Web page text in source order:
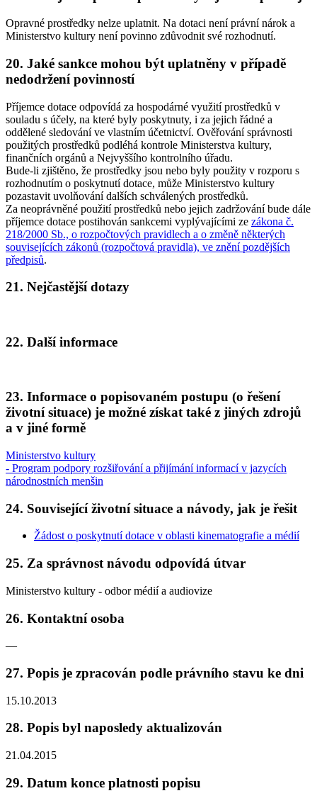
Opravné prostředky nelze uplatnit. Na dotaci není právní nárok a
Ministerstvo kultury není povinno zdůvodnit své rozhodnutí.
20. Jaké sankce mohou být uplatněny v případě
nedodržení povinností
Příjemce dotace odpovídá za hospodárné využití prostředků v
souladu s účely, na které byly poskytnuty, i za jejich řádné a
oddělené sledování ve vlastním účetnictví. Ověřování správnosti
použitých prostředků podléhá kontrole Ministerstva kultury,
finančních orgánů a Nejvyššího kontrolního úřadu.
Bude-li zjištěno, že prostředky jsou nebo byly použity v rozporu s
rozhodnutím o poskytnutí dotace, může Ministerstvo kultury
pozastavit uvolňování dalších schválených prostředků.
Za neoprávněné použití prostředků nebo jejich zadržování bude dále
příjemce dotace postihován sankcemi vyplývajícími ze zákona č.
218/2000 Sb., o rozpočtových pravidlech a o změně některých
souvisejících zákonů (rozpočtová pravidla), ve znění pozdějších
předpisů.
21. Nejčastější dotazy
22. Další informace
23. Informace o popisovaném postupu (o řešení
životní situace) je možné získat také z jiných zdrojů
a v jiné formě
Ministerstvo kultury
- Program podpory rozšiřování a přijímání informací v jazycích
národnostních menšin
24. Související životní situace a návody, jak je řešit
Žádost o poskytnutí dotace v oblasti kinematografie a médií
25. Za správnost návodu odpovídá útvar
Ministerstvo kultury - odbor médií a audiovize
26. Kontaktní osoba
—
27. Popis je zpracován podle právního stavu ke dni
15.10.2013
28. Popis byl naposledy aktualizován
21.04.2015
29. Datum konce platnosti popisu